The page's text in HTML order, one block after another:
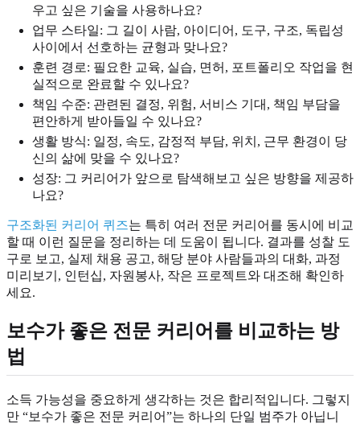
우고 싶은 기술을 사용하나요?
업무 스타일: 그 길이 사람, 아이디어, 도구, 구조, 독립성
사이에서 선호하는 균형과 맞나요?
훈련 경로: 필요한 교육, 실습, 면허, 포트폴리오 작업을 현
실적으로 완료할 수 있나요?
책임 수준: 관련된 결정, 위험, 서비스 기대, 책임 부담을
편안하게 받아들일 수 있나요?
생활 방식: 일정, 속도, 감정적 부담, 위치, 근무 환경이 당
신의 삶에 맞을 수 있나요?
성장: 그 커리어가 앞으로 탐색해보고 싶은 방향을 제공하
나요?
구조화된 커리어 퀴즈는 특히 여러 전문 커리어를 동시에 비교
할 때 이런 질문을 정리하는 데 도움이 됩니다. 결과를 성찰 도
구로 보고, 실제 채용 공고, 해당 분야 사람들과의 대화, 과정
미리보기, 인턴십, 자원봉사, 작은 프로젝트와 대조해 확인하
세요.
보수가 좋은 전문 커리어를 비교하는 방
법
소득 가능성을 중요하게 생각하는 것은 합리적입니다. 그렇지
만 “보수가 좋은 전문 커리어”는 하나의 단일 범주가 아닙니